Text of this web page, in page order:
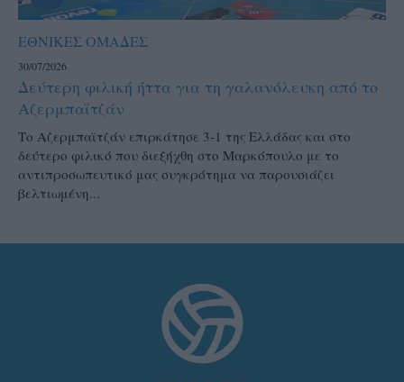
ΕΘΝΙΚΕΣ ΟΜΑΔΕΣ
30/07/2026
Δεύτερη φιλική ήττα για τη γαλανόλευκη από το
Αζερμπαϊτζάν
Το Αζερμπαϊτζάν επιρκάτησε 3-1 της Ελλάδας και στο
δεύτερο φιλικό που διεξήχθη στο Μαρκόπουλο με το
αντιπροσωπευτικό μας συγκρότημα να παρουσιάζει
βελτιωμένη...